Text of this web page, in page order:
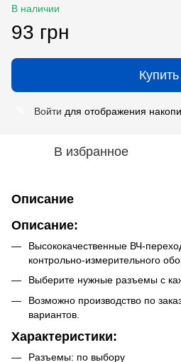
В наличии
93 грн
Купить
Войти для отображения
В избранное
Описание
Описание:
Высококачественные ВЧ-
контрольно-измерительного
Выберите нужные разъемы с
Возможно производство по
вариантов.
Характеристики:
Разъемы: по выбору